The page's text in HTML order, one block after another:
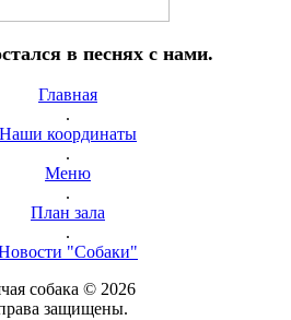
в песнях с нами.
Главная
.
Наши координаты
.
Меню
.
План зала
.
"Собаки"
собака © 2026
защищены.